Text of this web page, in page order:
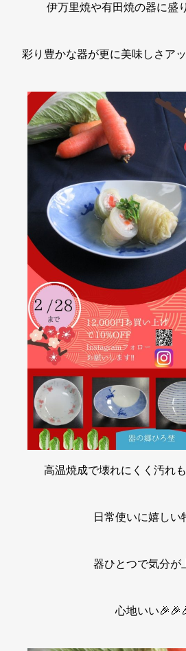
伊万里焼や有田焼の器に盛
彩り豊かな器が更に美味しさア
高温焼成で壊れにくく汚れ
日常使いに嬉しい
器ひとつで気分が
心地いい